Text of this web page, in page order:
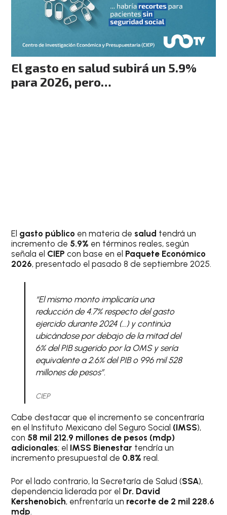
El gasto en salud subirá un 5.9%
para 2026, pero…
El gasto público en materia de salud tendrá un
incremento de 5.9% en términos reales, según
señala el CIEP con base en el Paquete Económico
2026, presentado el pasado 8 de septiembre 2025.
“El mismo monto implicaría una
reducción de 4.7% respecto del gasto
ejercido durante 2024 (…) y continúa
ubicándose por debajo de la mitad del
6% del PIB sugerido por la OMS y sería
equivalente a 2.6% del PIB o 996 mil 528
millones de pesos”.
CIEP
Cabe destacar que el incremento se concentraría
en el Instituto Mexicano del Seguro Social (IMSS),
con 58 mil 212.9 millones de pesos (mdp)
adicionales; el IMSS Bienestar tendría un
incremento presupuestal de 0.8% real.
Por el lado contrario, la Secretaría de Salud (SSA),
dependencia liderada por el Dr. David
Kershenobich, enfrentaría un recorte de 2 mil 228.6
mdp.